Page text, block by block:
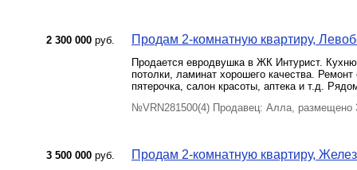
2 300 000 руб. Продам 2-комнатную квартиру,
Продается евродвушка в ЖК Интурист.
потолки, ламинат хорошего качества.
пятерочка, салон красоты, аптека и т.д.
№VRN281500(4) Продавец: Алла, размещено
3 500 000 руб. Продам 2-комнатную квартиру,